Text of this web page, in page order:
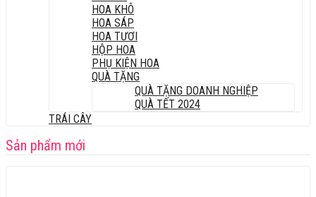
HOA KHÔ
HOA SÁP
HOA TƯƠI
HỘP HOA
PHỤ KIỆN HOA
QUÀ TẶNG
QUÀ TẶNG DOANH NGHIỆP
QUÀ TẾT 2024
TRÁI CÂY
Sản phẩm mới